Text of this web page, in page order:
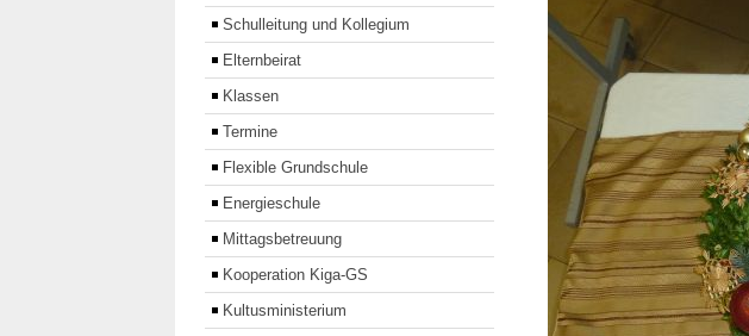
Schulleitung und Kollegium
Elternbeirat
Klassen
Termine
Flexible Grundschule
Energieschule
Mittagsbetreuung
Kooperation Kiga-GS
Kultusministerium